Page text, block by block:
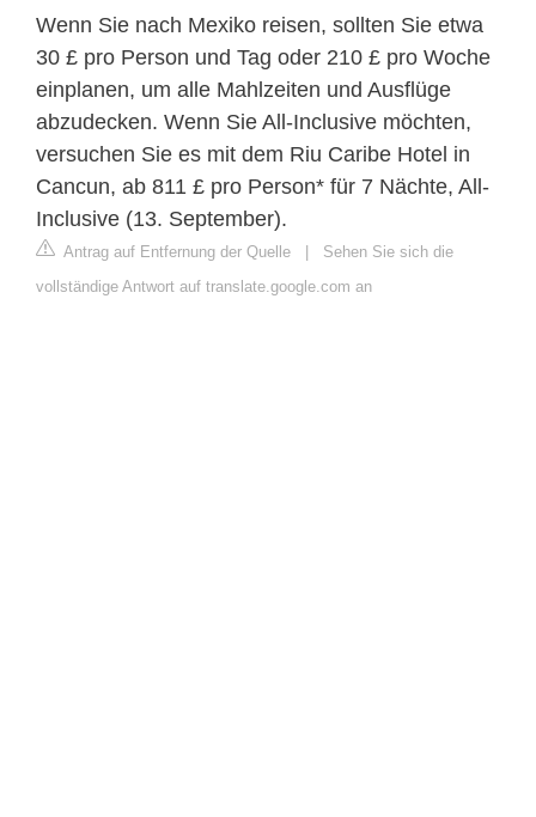
Wenn Sie nach Mexiko reisen, sollten Sie etwa
30 £ pro Person und Tag oder 210 £ pro Woche
einplanen, um alle Mahlzeiten und Ausflüge
abzudecken. Wenn Sie All-Inclusive möchten,
versuchen Sie es mit dem Riu Caribe Hotel in
Cancun, ab 811 £ pro Person* für 7 Nächte, All-
Inclusive (13. September).
Antrag auf Entfernung der Quelle | Sehen Sie sich die
vollständige Antwort auf translate.google.com an